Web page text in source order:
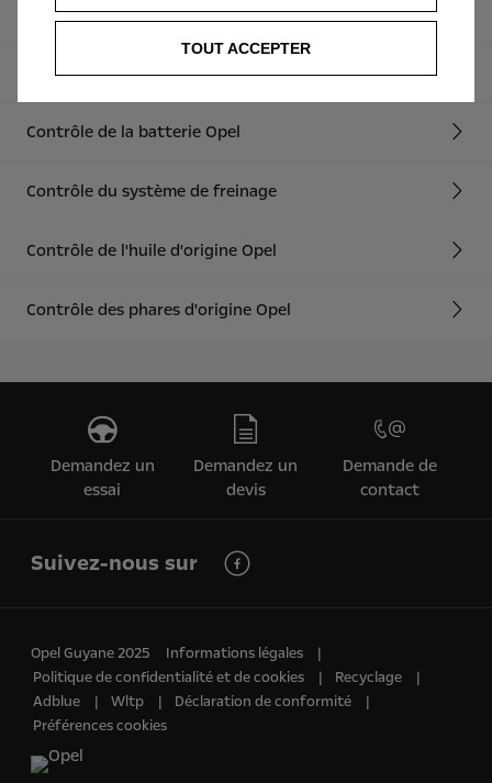
Toutes
Contrôle de sécurité
Contrôle de la batterie Opel
Contrôle du système de freinage
Contrôle de l'huile d'origine Opel
Contrôle des phares d'origine Opel
Demandez un
essai
Demandez un
devis
Demande de
contact
Suivez-nous sur
Opel Guyane 2025
Informations légales
Politique de confidentialité et de cookies
Recyclage
Adblue
Wltp
Déclaration de conformité
Préférences cookies
TOUT ACCEPTER